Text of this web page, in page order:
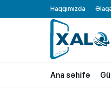
Haqqımızda
XALQ.ONLINE
ONLAYN PLATFORMA
Ana səhifə